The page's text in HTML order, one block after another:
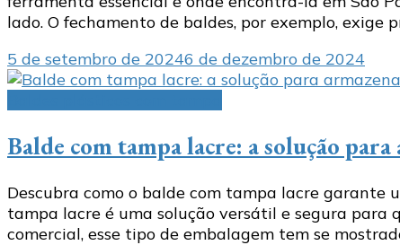
lado. O fechamento de baldes, por exemplo, exige
5 de setembro de 20246 de dezembro de 2024
Balde com tampa lacre: a solução
Descubra como o balde com tampa lacre garante
tampa lacre é uma solução versátil e segura para
comercial, esse tipo de embalagem tem se